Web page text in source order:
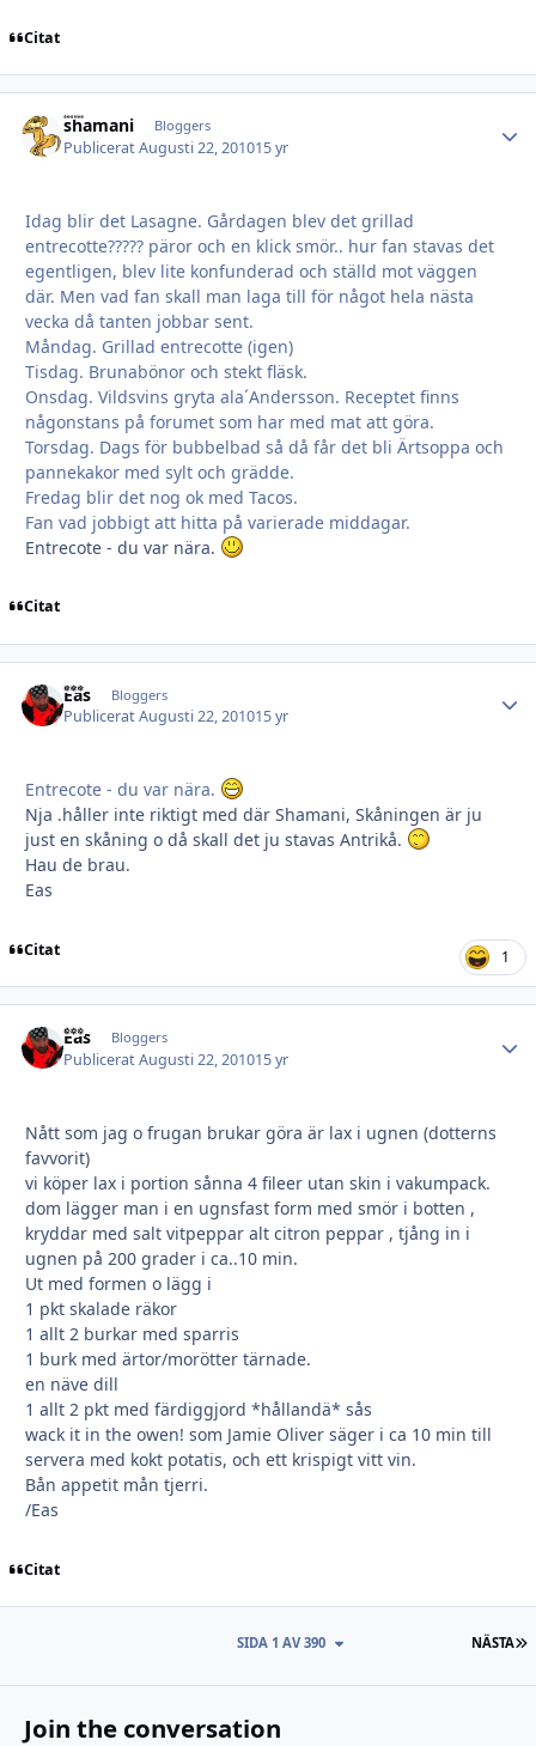
Citat
shamani Bloggers
PubliceratAugusti 22, 201015 yr
Idag blir det Lasagne. Gårdagen blev det grillad
entrecotte????? päror och en klick smör.. hur fan stavas det
egentligen, blev lite konfunderad och ställd mot väggen
där. Men vad fan skall man laga till för något hela nästa
vecka då tanten jobbar sent.
Måndag. Grillad entrecotte (igen)
Tisdag. Brunabönor och stekt fläsk.
Onsdag. Vildsvins gryta ala´Andersson. Receptet finns
någonstans på forumet som har med mat att göra.
Torsdag. Dags för bubbelbad så då får det bli Ärtsoppa och
pannekakor med sylt och grädde.
Fredag blir det nog ok med Tacos.
Fan vad jobbigt att hitta på varierade middagar.
Entrecote - du var nära.
Citat
Eas Bloggers
PubliceratAugusti 22, 201015 yr
Entrecote - du var nära.
Nja .håller inte riktigt med där Shamani, Skåningen är ju
just en skåning o då skall det ju stavas Antrikå.
Hau de brau.
Eas
Citat 1
Eas Bloggers
PubliceratAugusti 22, 201015 yr
Nått som jag o frugan brukar göra är lax i ugnen (dotterns
favvorit)
vi köper lax i portion sånna 4 fileer utan skin i vakumpack.
dom lägger man i en ugnsfast form med smör i botten ,
kryddar med salt vitpeppar alt citron peppar , tjång in i
ugnen på 200 grader i ca..10 min.
Ut med formen o lägg i
1 pkt skalade räkor
1 allt 2 burkar med sparris
1 burk med ärtor/morötter tärnade.
en näve dill
1 allt 2 pkt med färdiggjord *hållandä* sås
wack it in the owen! som Jamie Oliver säger i ca 10 min till
servera med kokt potatis, och ett krispigt vitt vin.
Bån appetit mån tjerri.
/Eas
Citat
NÄSTA
SIDA 1 AV 390
Join the conversation